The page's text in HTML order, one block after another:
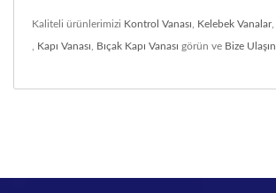
Kaliteli ürünlerimizi Kontrol Vanası, Kelebek Vanalar,
, Kapı Vanası, Bıçak Kapı Vanası görün ve Bize Ulaşın